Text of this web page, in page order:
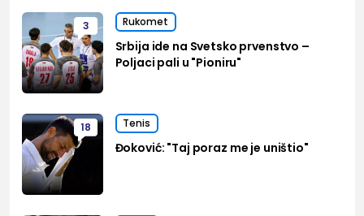
3 Rukomet
Srbija ide na Svetsko prvenstvo –
Poljaci pali u "Pioniru"
18 Tenis
Đoković: "Taj poraz me je uništio"